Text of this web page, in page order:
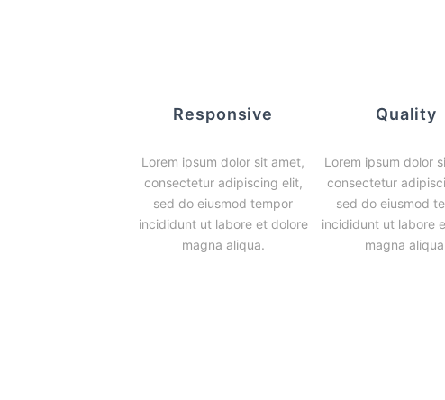
Responsive
Lorem ipsum dolor sit amet,
consectetur adipiscing elit,
sed do eiusmod tempor
incididunt ut labore et dolore
magna aliqua.
Quality
Lorem ipsum dolor
consectetur
sed do eiusmod
incididunt ut labore
magna